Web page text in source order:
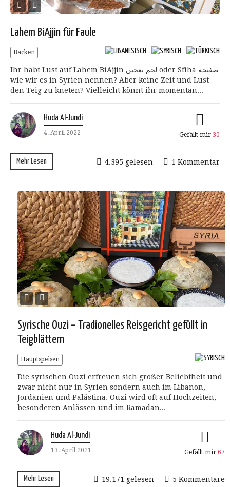
Lahem BiAjjin für Faule
Backen
Ihr habt Lust auf Lahem BiAjjin لحم بعجين oder Sfiha صفيحة
wie wir es in Syrien nennen? Aber keine Zeit und Lust
den Teig zu kneten? Vielleicht könnt ihr momentan...
Huda Al-Jundi
4. April 2022 Gefällt mir 30
Mehr Lesen 1 Kommentar
4.395 gelesen
Syrische Ouzi – Tradionelles Reisgericht gefüllt in
Teigblättern
Hauptspeisen
Die syrischen Ouzi erfreuen sich großer Beliebtheit und
zwar nicht nur in Syrien sondern auch im Libanon,
Jordanien und Palästina. Ouzi wird oft auf Hochzeiten,
besonderen Anlässen und im Ramadan...
Huda Al-Jundi
13. April 2021 Gefällt mir 67
Mehr Lesen 5 Kommentare
19.171 gelesen